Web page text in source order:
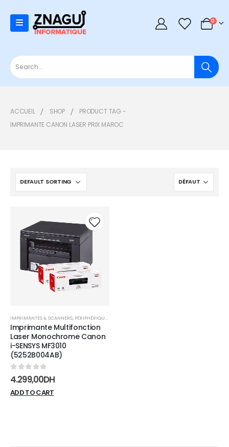
0 0
ACCUEIL SHOP
PRODUCT TAG -
IMPRIMANTE CANON LASER PRIX MAROC
Add to
IMPRIMANTES & SCANNERS, PÉRIPHÉRIQUES
Imprimante Multifonction
Laser Monochrome Canon
i-SENSYS MF3010
(5252B004AB)
0sur 5
4.299,00DH
ADD TO CART